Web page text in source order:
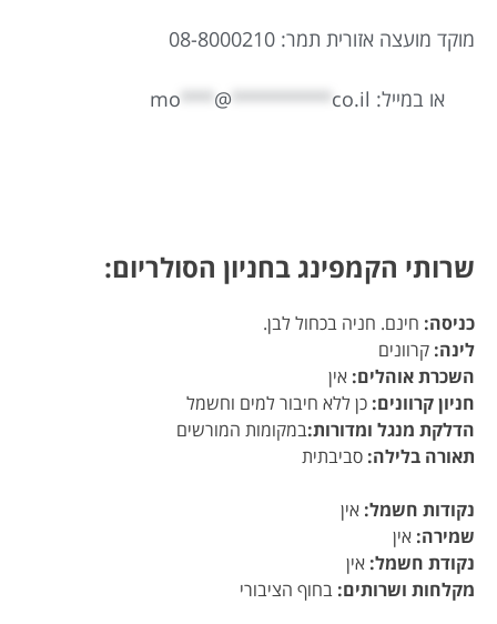
מוקד מועצה אזורית תמר: 08-8000210
או במייל: mo *** @ ********* co.il
שרותי הקמפינג בחניון הסולריום:
כניסה: חינם. חניה בכחול לבן.
לינה: קרוונים
השכרת אוהלים: אין
חניון קרוונים: כן ללא חיבור למים וחשמל
הדלקת מנגל ומדורות:במקומות המורשים
תאורה בלילה: סביבתית
נקודות חשמל: אין
שמירה: אין
נקודת חשמל: אין
מקלחות ושרותים: בחוף הציבורי